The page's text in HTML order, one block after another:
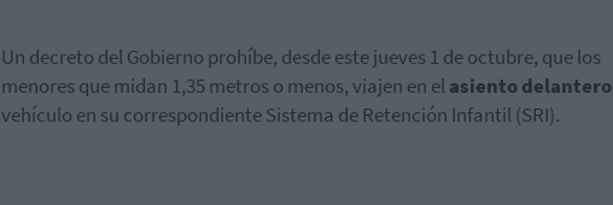
Un decreto del Gobierno prohíbe, desde este jueves 1 de octubre, que los
menores que midan 1,35 metros o menos, viajen en elasiento delantero
vehículo en su correspondiente Sistema de Retención Infantil (SRI).